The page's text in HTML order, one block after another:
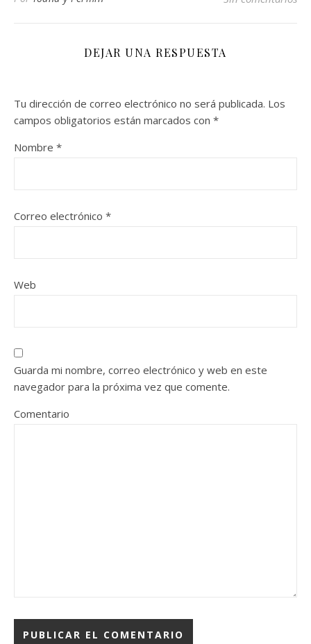
DEJAR UNA RESPUESTA
Tu dirección de correo electrónico no será publicada. Los
campos obligatorios están marcados con *
Nombre *
Correo electrónico *
Web
Guarda mi nombre, correo electrónico y web en este
navegador para la próxima vez que comente.
Comentario